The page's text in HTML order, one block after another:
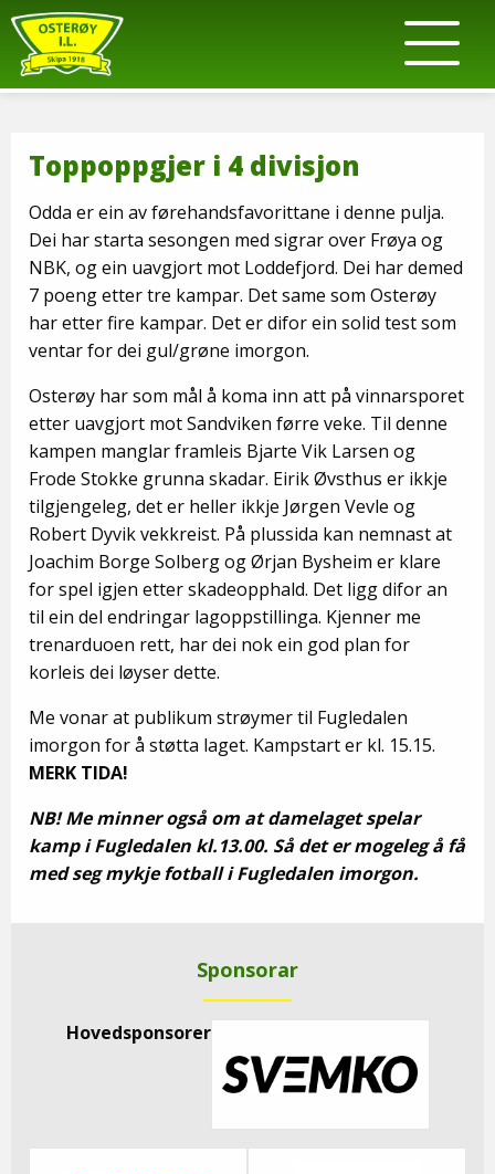
Toppoppgjer i 4 divisjon
Odda er ein av førehandsfavorittane i denne pulja.
Dei har starta sesongen med sigrar over Frøya og
NBK, og ein uavgjort mot Loddefjord. Dei har demed
7 poeng etter tre kampar. Det same som Osterøy
har etter fire kampar. Det er difor ein solid test som
ventar for dei gul/grøne imorgon.
Osterøy har som mål å koma inn att på vinnarsporet
etter uavgjort mot Sandviken førre veke. Til denne
kampen manglar framleis Bjarte Vik Larsen og
Frode Stokke grunna skadar. Eirik Øvsthus er ikkje
tilgjengeleg, det er heller ikkje Jørgen Vevle og
Robert Dyvik vekkreist. På plussida kan nemnast at
Joachim Borge Solberg og Ørjan Bysheim er klare
for spel igjen etter skadeopphald. Det ligg difor an
til ein del endringar lagoppstillinga. Kjenner me
trenarduoen rett, har dei nok ein god plan for
korleis dei løyser dette.
Me vonar at publikum strøymer til Fugledalen
imorgon for å støtta laget. Kampstart er kl. 15.15.
MERK TIDA!
NB! Me minner også om at damelaget spelar
kamp i Fugledalen kl.13.00. Så det er mogeleg å få
med seg mykje fotball i Fugledalen imorgon.
Sponsorar
Hovedsponsorer